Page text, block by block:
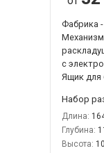
Фабрика
с
Ящик для
Набор
Длина:
Глубина:
Высота: